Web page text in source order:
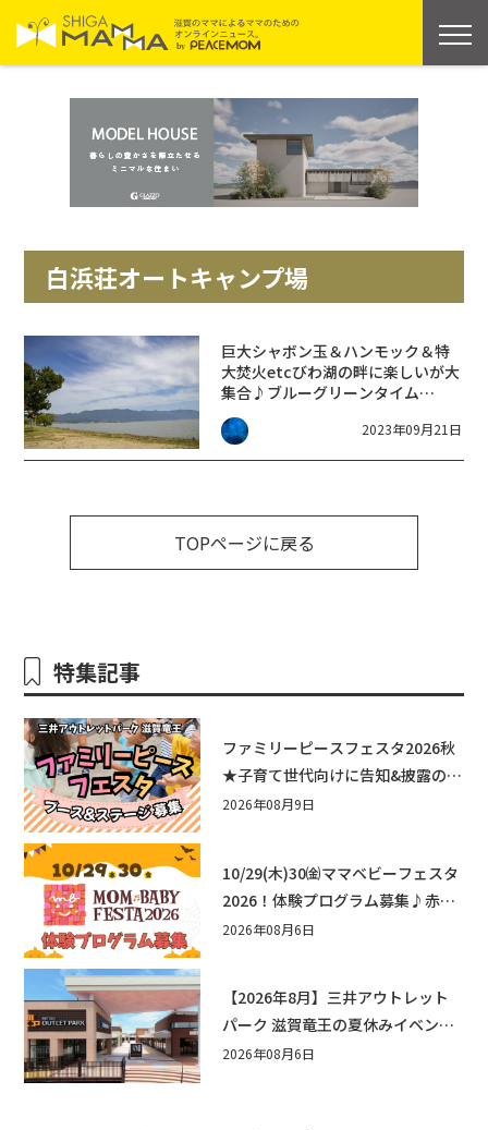
白浜荘オートキャンプ場
巨大シャボン玉＆ハンモック＆特
大焚火etcびわ湖の畔に楽しいが大
集合♪ブルーグリーンタイム
☆11/12【高島市】
2023年09月21日
TOPページに戻る
特集記事
ファミリーピースフェスタ2026秋
★子育て世代向けに告知&披露の場
として♪ステージ又はブース出店
2026年08月9日
10/29(木)30㈮ママベビーフェスタ
2026！体験プログラム募集♪赤ち
ゃん向けイベントに出演しません
2026年08月6日
【2026年8月】三井アウトレット
パーク 滋賀竜王の夏休みイベント
まとめ！びしょぬれ水あそび・激
2026年08月6日